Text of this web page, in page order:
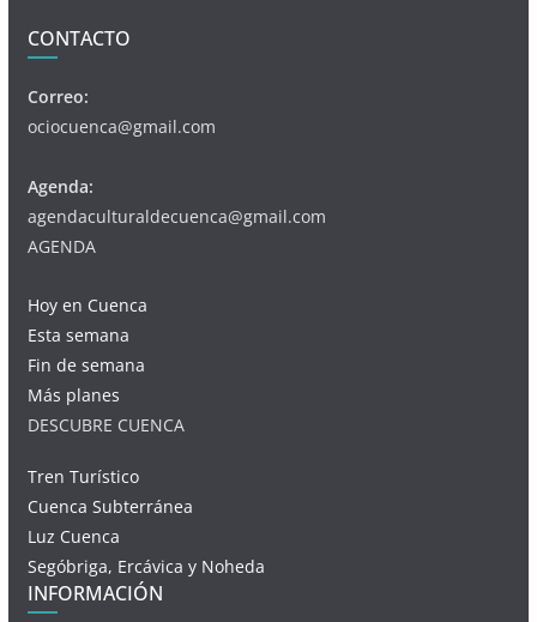
CONTACTO
Correo:
ociocuenca@gmail.com
Agenda:
agendaculturaldecuenca@gmail.com
AGENDA
Hoy en Cuenca
Esta semana
Fin de semana
Más planes
DESCUBRE CUENCA
Tren Turístico
Cuenca Subterránea
Luz Cuenca
Segóbriga, Ercávica y Noheda
INFORMACIÓN